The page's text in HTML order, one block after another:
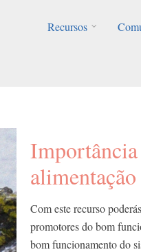
Recursos
Com este recurso
promotores do bom
bom funcionamento do